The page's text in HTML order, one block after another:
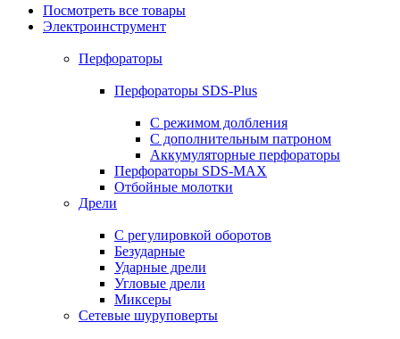
Посмотреть все товары
Электроинструмент
Перфораторы
Перфораторы SDS-Plus
С режимом долбления
С дополнительным патроном
Аккумуляторные перфораторы
Перфораторы SDS-MAX
Отбойные молотки
Дрели
С регулировкой оборотов
Безударные
Ударные дрели
Угловые дрели
Миксеры
Сетевые шуруповерты